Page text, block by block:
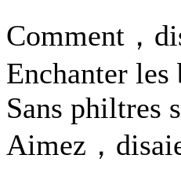
Comment，
Enchanter les
Sans philtres
Aimez，